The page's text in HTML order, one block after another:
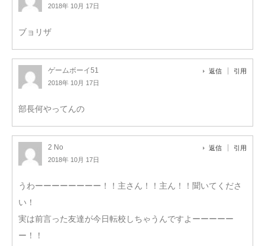
2018年 10月 17日
ブョリザ
ゲームボーイ51
2018年 10月 17日
返信 引用
部長何やってんの
2 No
2018年 10月 17日
返信 引用
うわーーーーーーーー！！主さん！！主ん！！聞いてくださ
い！
実は前言った友達が今日転校しちゃうんですよーーーーー
ー！！